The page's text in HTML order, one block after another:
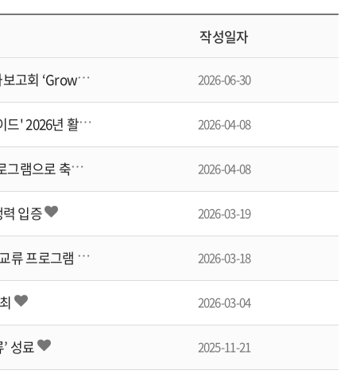
작성일자
[
보도자료] 우리가 이끈 성장, 함께 만드는 도약… 하이서울유스호스텔, 청소년 연합 성과보고회 ‘Grow-u… 2026-06-30
[
보도자료] 개관 15주년 맞은 시립하이서울유스호스텔, 청소년 통역봉사단 '유스굿윌가이드' 2026년 활동 … 2026-04-08
[
보도자료] 청소년이 만들고 즐긴 축제... 하이서울유스호스텔 15주년, 청소년 참여형 프로그램으로 축제 현… 2026-04-08
력 입증 2026-03-19
[
보도자료] 서울의 글로벌 국제 교류 거점 시립하이서울유스호스텔, 국내외 청소년 국제 교류 프로그램 ‘OPE… 2026-03-18
2026-03-04
성료 2025-11-21